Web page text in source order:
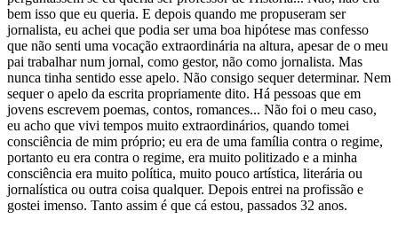
bem isso que eu queria. E depois quando me propuseram ser
jornalista, eu achei que podia ser uma boa hipótese mas confesso
que não senti uma vocação extraordinária na altura, apesar de o meu
pai trabalhar num jornal, como gestor, não como jornalista. Mas
nunca tinha sentido esse apelo. Não consigo sequer determinar. Nem
sequer o apelo da escrita propriamente dito. Há pessoas que em
jovens escrevem poemas, contos, romances... Não foi o meu caso,
eu acho que vivi tempos muito extraordinários, quando tomei
consciência de mim próprio; eu era de uma família contra o regime,
portanto eu era contra o regime, era muito politizado e a minha
consciência era muito política, muito pouco artística, literária ou
jornalística ou outra coisa qualquer. Depois entrei na profissão e
gostei imenso. Tanto assim é que cá estou, passados 32 anos.